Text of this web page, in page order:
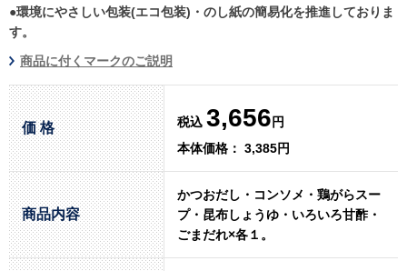
●環境にやさしい包装(エコ包装)・のし紙の簡易化を推進しておりま
す。
商品に付くマークのご説明
価 格 税込 3,656 円
本体価格： 3,385円
商品内容
かつおだし・コンソメ・鶏がらスー
プ・昆布しょうゆ・いろいろ甘酢・
ごまだれ×各１。